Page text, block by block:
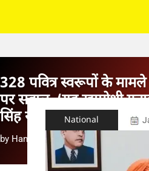
328 पवित्र स्वरूपों के
पर सवाल, ‘यह खामोशी
सिंह संधवा
by Hanesh Mehta|Jan 7, 2026
National